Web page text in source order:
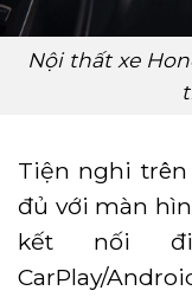
Nội thất xe
Tiện nghi trên
đủ với màn
kết nối
CarPlay/